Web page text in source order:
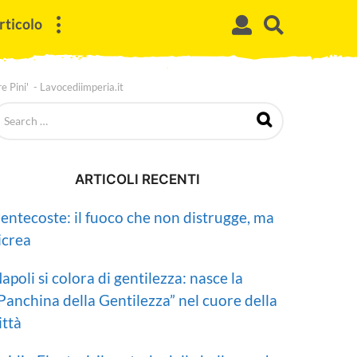
Pini' - Lavocediimperia.it
ARTICOLI RECENTI
il fuoco che non distrugge, ma
si colora di gentilezza: nasce la
della Gentilezza” nel cuore della